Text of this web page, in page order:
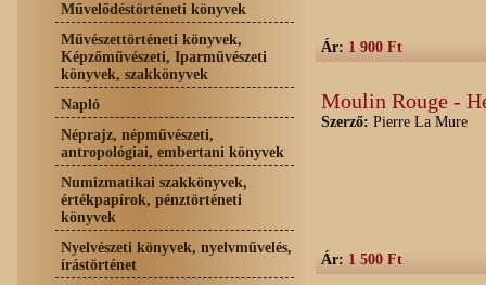
Művelődéstörténeti könyvek
Művészettörténeti könyvek,
Képzőművészeti, Iparművészeti
könyvek, szakkönyvek
Napló
Néprajz, népművészeti,
antropológiai, embertani könyvek
Numizmatikai szakkönyvek,
értékpapírok, pénztörténeti
könyvek
Nyelvészeti könyvek, nyelvművelés,
írástörténet
Ár: 1 900 Ft
Moulin Rouge -
Szerző: Pierre La Mure
Ár: 1 500 Ft